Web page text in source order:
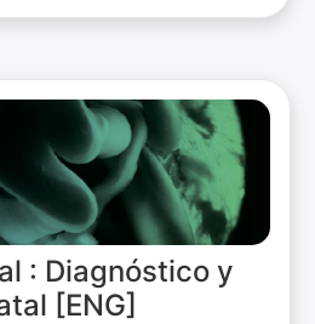
: Diagnóstico y
[ENG]